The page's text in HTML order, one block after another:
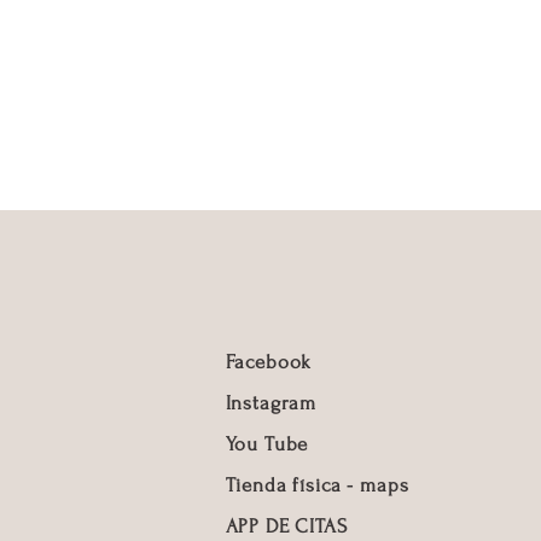
Facebook
Instagram
You Tube
Tienda física - maps
APP DE CITAS